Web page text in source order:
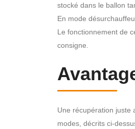
stocké dans le ballon
En mode
Le fonctionnement de
consigne.
Une récupération juste
modes, décrits ci-